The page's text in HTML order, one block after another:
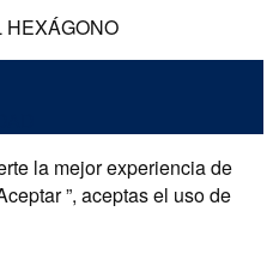
HEXÁGONO
la mejor experiencia de
”, aceptas el uso de